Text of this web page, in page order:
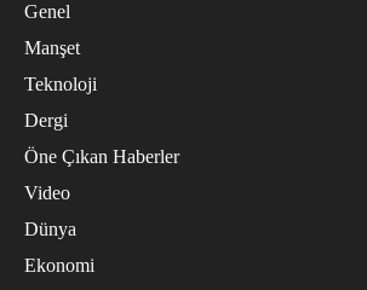
Genel
Manşet
Teknoloji
Dergi
Öne Çıkan Haberler
Video
Dünya
Ekonomi